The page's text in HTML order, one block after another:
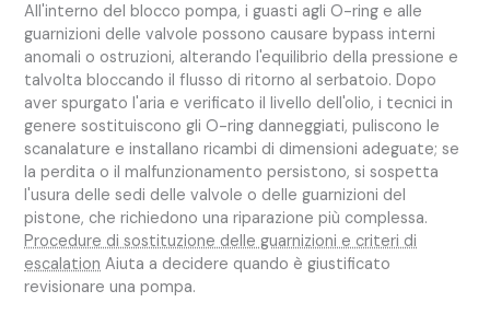
All'interno del blocco pompa, i guasti agli O-ring e alle
guarnizioni delle valvole possono causare bypass interni
anomali o ostruzioni, alterando l'equilibrio della pressione e
talvolta bloccando il flusso di ritorno al serbatoio. Dopo
aver spurgato l'aria e verificato il livello dell'olio, i tecnici in
genere sostituiscono gli O-ring danneggiati, puliscono le
scanalature e installano ricambi di dimensioni adeguate; se
la perdita o il malfunzionamento persistono, si sospetta
l'usura delle sedi delle valvole o delle guarnizioni del
pistone, che richiedono una riparazione più complessa.
Procedure di sostituzione delle guarnizioni e criteri di
escalation Aiuta a decidere quando è giustificato
revisionare una pompa.